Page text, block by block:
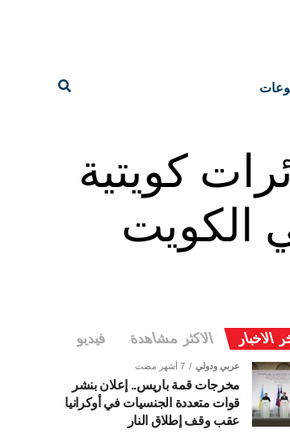
البصرة الدولي استقبل 9 طائرات كويتية
الكويت
الاخبار الاكثر مشاهدة فيديو
عربي ودولي 7 أشهر مضت
مخرجات قمة باريس.. إعلان بنشر
قوات متعددة الجنسيات في أوكرانيا
عقب وقف إطلاق النار